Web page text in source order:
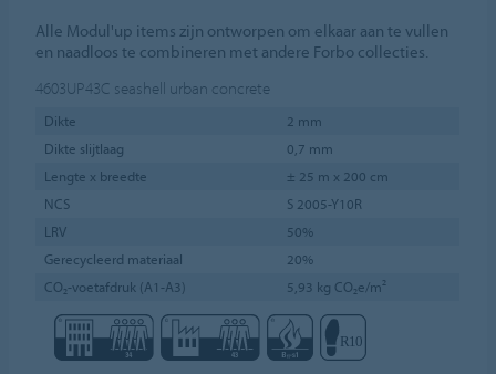
Alle Modul'up items zijn ontworpen om elkaar aan te vullen
en naadloos te combineren met andere Forbo collecties.
4603UP43C seashell urban concrete
Dikte
2 mm
Dikte slijtlaag
0,7 mm
Lengte x breedte
± 25 m x 200 cm
NCS
S 2005-Y10R
LRV
50%
Gerecycleerd materiaal
20%
CO₂-voetafdruk (A1-A3)
5,93 kg CO₂e/m²